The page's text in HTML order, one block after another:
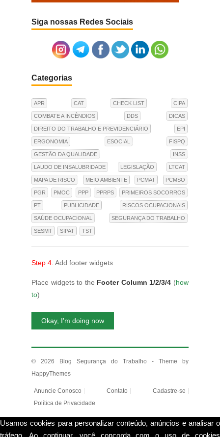
Siga nossas Redes Sociais
Categorias
APR CAT CHECK LIST CIPA
COMBATE A INCÊNDIOS DDS DICAS
DIREITO DO TRABALHO E PREVIDENCIÁRIO EPI
ERGONOMIA ESOCIAL FISPQ
GESTÃO DA QUALIDADE INSS
LAUDO DE INSALUBRIDADE LEGISLAÇÃO LTCAT
MAPA DE RISCO MEIO AMBIENTE PCMAT PCMSO
PGR PMOC PPP PPRPS PRIMEIROS SOCORROS
PT PUBLICIDADE RISCOS OCUPACIONAIS
SAÚDE OCUPACIONAL SEGURANÇA DO TRABALHO
SESMT SIPAT TST
Step 4. Add footer widgets
Place widgets to the Footer Column 1/2/3/4 (how
to)
Okay, I'm doing now
© 2026 Blog Segurança do Trabalho - Theme by
HappyThemes
Anuncie Conosco Contato
Cadastre-se
Política de Privacidade
Usamos cookies para personalizar conteúdo, anúncios e analisar o